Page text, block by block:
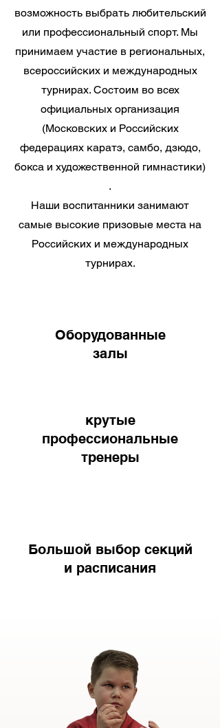
возможность выбрать любительский
или профессиональный спорт. Мы
принимаем участие в региональных,
всероссийских и международных
турнирах. Состоим во всех
официальных организация
(Московских и Российских
федерациях каратэ, самбо, дзюдо,
бокса и художественной гимнастики)
.
Наши воспитанники занимают
самые высокие призовые места на
Российских и международных
турнирах.
Оборудованные
залы
крутые
профессиональные
тренеры
Большой выбор секций
и расписания